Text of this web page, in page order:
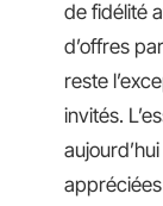
de fidélité
d’offres
reste
invités.